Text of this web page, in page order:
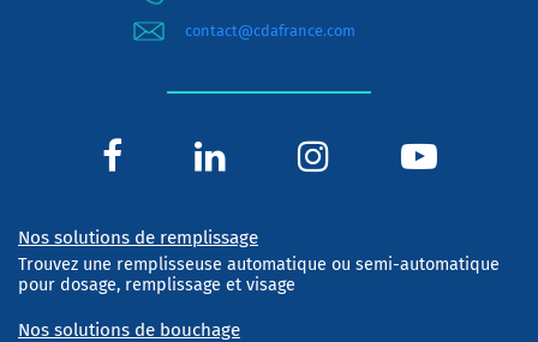
contact@cdafrance.com
Nos solutions de remplissage
Trouvez une remplisseuse automatique ou semi-automatique
pour dosage, remplissage et visage
Nos solutions de bouchage